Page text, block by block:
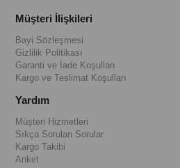
Müşteri İlişkileri
Bayi Sözleşmesi
Gizlilik Politikası
Garanti ve İade Koşulları
Kargo ve Teslimat Koşulları
Yardım
Müşteri Hizmetleri
Sıkça Sorulan Sorular
Kargo Takibi
Anket